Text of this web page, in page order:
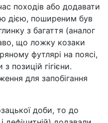
походів або додавати
дією, поширеним був
з багаття (аналог
що ложку козаки
футлярі на поясі,
позицій гігієни.
для запобігання
доби, то до